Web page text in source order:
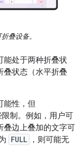
叠设备。
能处于两种折叠状
叠状态（水平折叠
能性，但
制。例如，用户可
叠边上叠加的文字可
FULL
，则可能无